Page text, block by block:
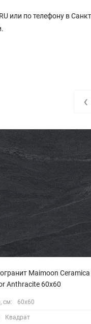
или по телефону в
Maimoon Ceramica
Anthracite 60x60
см: 60х60
Квадрат
‹